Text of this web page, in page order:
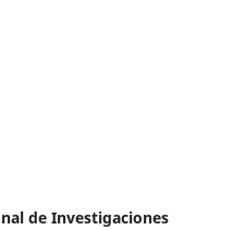
de Investigaciones